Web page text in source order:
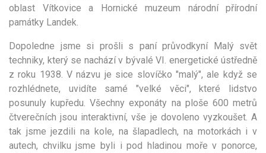
oblast Vítkovice a Hornické muzeum národní přírodní
památky Landek.
Dopoledne jsme si prošli s paní průvodkyní Malý svět
techniky, který se nachází v bývalé VI. energetické ústředně
z roku 1938. V názvu je sice slovíčko "malý", ale když se
rozhlédnete, uvidíte samé "velké věci", které lidstvo
posunuly kupředu. Všechny exponáty na ploše 600 metrů
čtverečních jsou interaktivní, vše je dovoleno vyzkoušet. A
tak jsme jezdili na kole, na šlapadlech, na motorkách i v
autech, chvilku jsme byli i pod hladinou moře v ponorce,